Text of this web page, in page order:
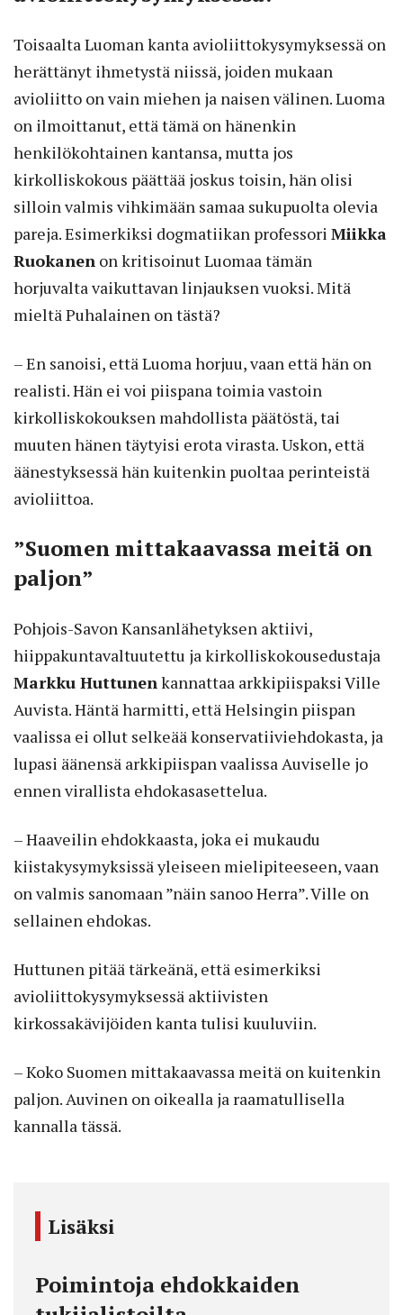
Toisaalta Luoman kanta avioliittokysymyksessä on
herättänyt ihmetystä niissä, joiden mukaan
avioliitto on vain miehen ja naisen välinen. Luoma
on ilmoittanut, että tämä on hänenkin
henkilökohtainen kantansa, mutta jos
kirkolliskokous päättää joskus toisin, hän olisi
silloin valmis vihkimään samaa sukupuolta olevia
pareja. Esimerkiksi dogmatiikan professori Miikka
Ruokanen on kritisoinut Luomaa tämän
horjuvalta vaikuttavan linjauksen vuoksi. Mitä
mieltä Puhalainen on tästä?
– En sanoisi, että Luoma horjuu, vaan että hän on
realisti. Hän ei voi piispana toimia vastoin
kirkolliskokouksen mahdollista päätöstä, tai
muuten hänen täytyisi erota virasta. Uskon, että
äänestyksessä hän kuitenkin puoltaa perinteistä
avioliittoa.
”Suomen mittakaavassa meitä on
paljon”
Pohjois-Savon Kansanlähetyksen aktiivi,
hiippakuntavaltuutettu ja kirkolliskokousedustaja
Markku Huttunen kannattaa arkkipiispaksi Ville
Auvista. Häntä harmitti, että Helsingin piispan
vaalissa ei ollut selkeää konservatiiviehdokasta, ja
lupasi äänensä arkkipiispan vaalissa Auviselle jo
ennen virallista ehdokasasettelua.
– Haaveilin ehdokkaasta, joka ei mukaudu
kiistakysymyksissä yleiseen mielipiteeseen, vaan
on valmis sanomaan ”näin sanoo Herra”. Ville on
sellainen ehdokas.
Huttunen pitää tärkeänä, että esimerkiksi
avioliittokysymyksessä aktiivisten
kirkossakävijöiden kanta tulisi kuuluviin.
– Koko Suomen mittakaavassa meitä on kuitenkin
paljon. Auvinen on oikealla ja raamatullisella
kannalla tässä.
Lisäksi
Poimintoja ehdokkaiden